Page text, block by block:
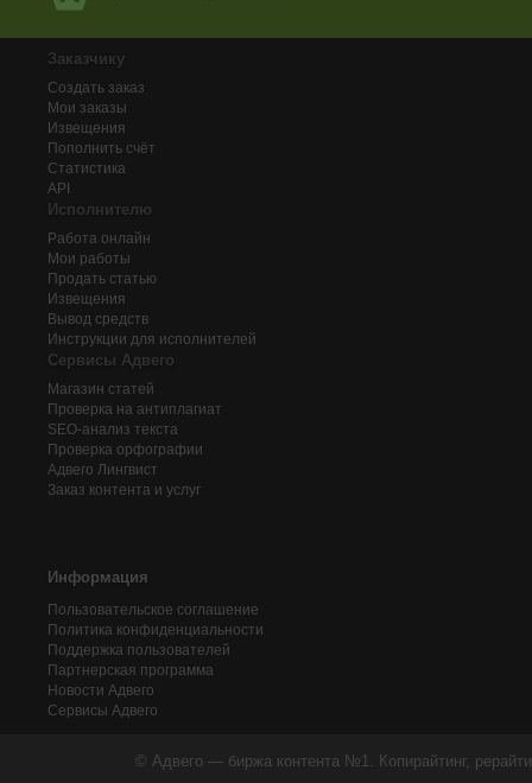
Заказчику
Создать заказ
Мои заказы
Извещения
Пополнить счёт
Статистика
API
Исполнителю
Работа онлайн
Мои работы
Продать статью
Извещения
Вывод средств
Инструкции для исполнителей
Сервисы Адвего
Магазин статей
Проверка на антиплагиат
SEO-анализ текста
Проверка орфографии
Адвего Лингвист
Заказ контента и услуг
Информация
Пользовательское соглашение
Политика конфиденциальности
Поддержка пользователей
Партнерская программа
Новости Адвего
Сервисы Адвего
© Адвего — биржа контента №1. Копирайтинг,